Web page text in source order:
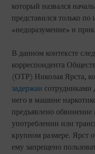
который назвался
представился только
«недоразумение» и
В данном контексте
корреспондента
(ОТР) Николая Ярста,
задержан
него в машине
предъявлено
употреблении или
крупном размере. Ярст
ему запрещено